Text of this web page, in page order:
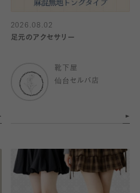
2026.08.02
足元のアクセサリー
靴下屋
仙台セルバ店